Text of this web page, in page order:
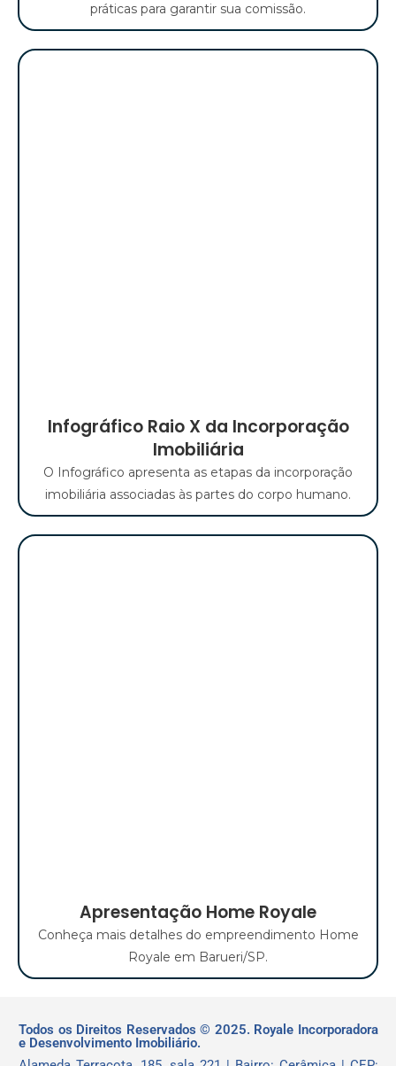
práticas para garantir sua comissão.
Infográfico Raio X da Incorporação
Imobiliária
O Infográfico apresenta as etapas da incorporação
imobiliária associadas às partes do corpo humano.
Apresentação Home Royale
Conheça mais detalhes do empreendimento Home
Royale em Barueri/SP.
Todos os Direitos Reservados © 2025. Royale Incorporadora
e Desenvolvimento Imobiliário.